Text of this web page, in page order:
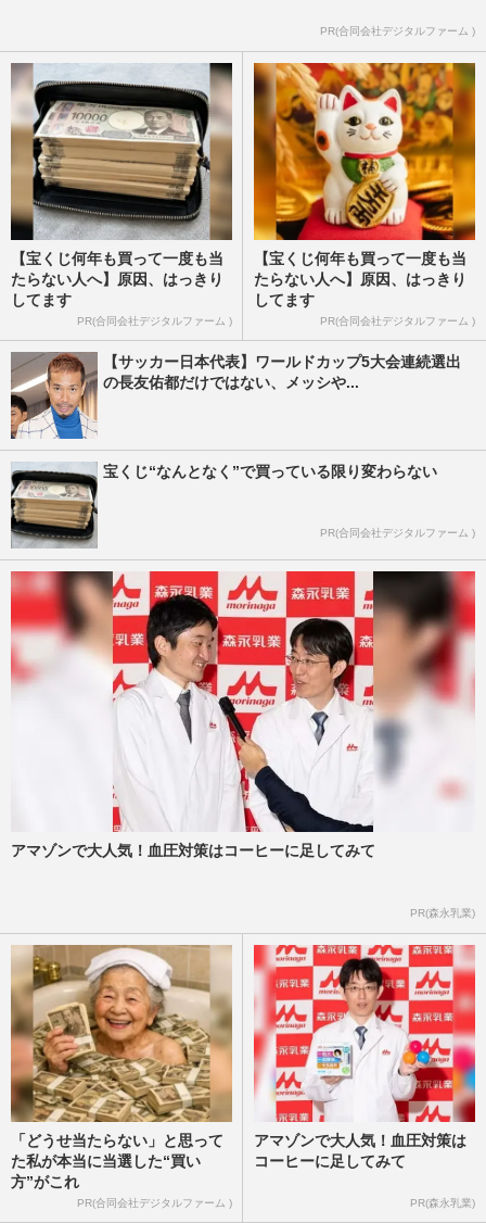
PR(合同会社デジタルファーム )
【宝くじ何年も買って一度も当
たらない人へ】原因、はっきり
してます
PR(合同会社デジタルファーム )
【宝くじ何年も買って一度も当
たらない人へ】原因、はっきり
してます
PR(合同会社デジタルファーム )
【サッカー日本代表】ワールドカップ5大会連続選出
の長友佑都だけではない、メッシや...
宝くじ“なんとなく”で買っている限り変わらない
PR(合同会社デジタルファーム )
アマゾンで大人気！血圧対策はコーヒーに足してみて
PR(森永乳業)
「どうせ当たらない」と思って
た私が本当に当選した“買い
方”がこれ
PR(合同会社デジタルファーム )
アマゾンで大人気！血圧対策は
コーヒーに足してみて
PR(森永乳業)